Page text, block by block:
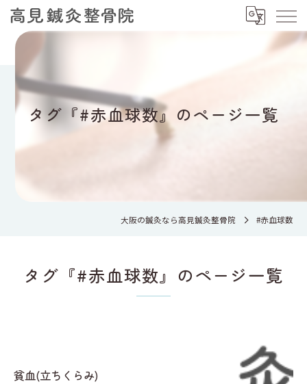
タグ『#赤血球数』のページ一覧
大阪の鍼灸なら高見鍼灸整骨院 #赤血球数
タグ『#赤血球数』のページ一覧
貧血(立ちくらみ)